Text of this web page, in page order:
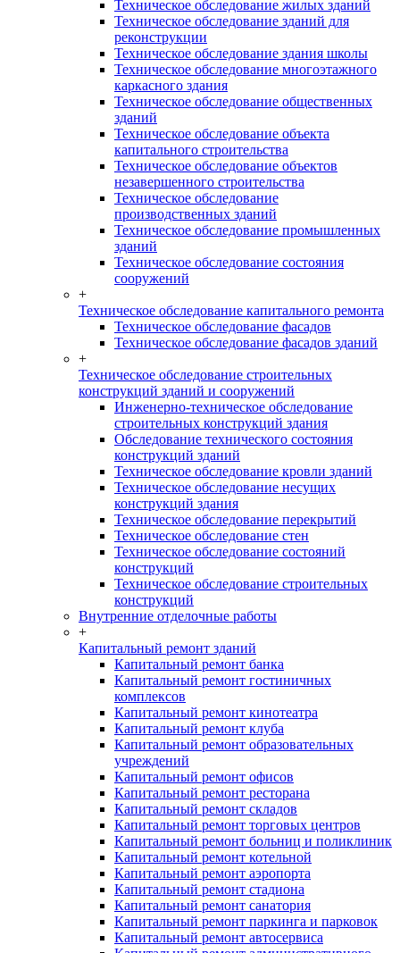
Техническое обследование жилых зданий
Техническое обследование зданий для
реконструкции
Техническое обследование здания школы
Техническое обследование многоэтажного
каркасного здания
Техническое обследование общественных
зданий
Техническое обследование объекта
капитального строительства
Техническое обследование объектов
незавершенного строительства
Техническое обследование
производственных зданий
Техническое обследование промышленных
зданий
Техническое обследование состояния
сооружений
+
Техническое обследование капитального ремонта
Техническое обследование фасадов
Техническое обследование фасадов зданий
+
Техническое обследование строительных
конструкций зданий и сооружений
Инженерно-техническое обследование
строительных конструкций здания
Обследование технического состояния
конструкций зданий
Техническое обследование кровли зданий
Техническое обследование несущих
конструкций здания
Техническое обследование перекрытий
Техническое обследование стен
Техническое обследование состояний
конструкций
Техническое обследование строительных
конструкций
Внутренние отделочные работы
+
Капитальный ремонт зданий
Капитальный ремонт банка
Капитальный ремонт гостиничных
комплексов
Капитальный ремонт кинотеатра
Капитальный ремонт клуба
Капитальный ремонт образовательных
учреждений
Капитальный ремонт офисов
Капитальный ремонт ресторана
Капитальный ремонт складов
Капитальный ремонт торговых центров
Капитальный ремонт больниц и поликлиник
Капитальный ремонт котельной
Капитальный ремонт аэропорта
Капитальный ремонт стадиона
Капитальный ремонт санатория
Капитальный ремонт паркинга и парковок
Капитальный ремонт автосервиса